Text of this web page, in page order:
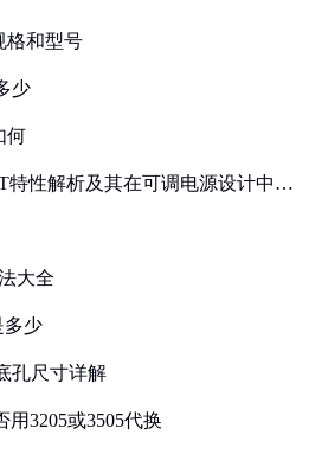
格和型号
少
何
特性解析及其在可调电源设计中的
大全
多少
孔尺寸详解
用3205或3505代换